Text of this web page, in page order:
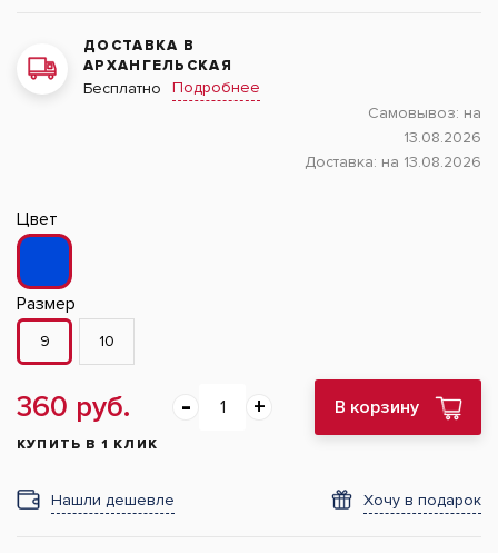
ДОСТАВКА В
АРХАНГЕЛЬСКАЯ
Бесплатно
Подробнее
Самовывоз: на
13.08.2026
Доставка: на 13.08.2026
Цвет
Размер
9 10
360 руб. В корзину
КУПИТЬ В 1 КЛИК
Нашли дешевле Хочу в подарок